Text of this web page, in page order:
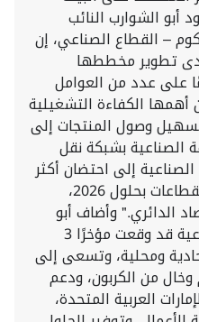
الشوارب النائب
– القطاع الصناعي، إن
تطوير مخططها
قبل أكثر من 15 عامًا على عدد من العوامل
الكفاءة التشغيلية
وتسهيل وصول المنتجات إلى
الصناعية بشبكة نقل
إلى احتضان أكثر
من 500 مصنع في مختلف القطاعات بحلول 2026،
الدائري." وأضاف أبو
الشوارب أن مدينة دبي الصناعية قد وقعت مؤخرًا 3
ومحلية، وتسعى إلى
من الكربون، ودعم
العربية المتحدة،